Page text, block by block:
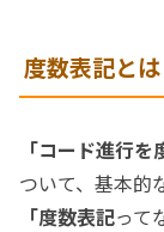
度数表記とは
「コード進行
ついて、基本的
「度数表記って